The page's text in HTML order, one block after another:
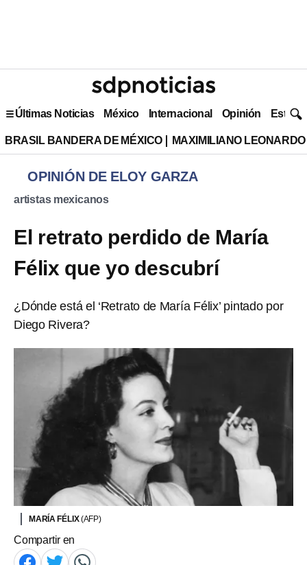
Últimas Noticias México Internacional Opinión Estilo
BRASIL BANDERA DE MÉXICO MAXIMILIANO
OPINIÓN DE ELOY GARZA
artistas mexicanos
El retrato perdido de María
Félix que yo descubrí
¿Dónde está el ‘Retrato de María Félix’ pintado por
Diego Rivera?
MARÍA FÉLIX(AFP)
Compartir en